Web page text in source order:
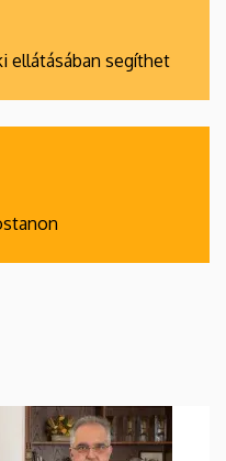
ellátásában segíthet